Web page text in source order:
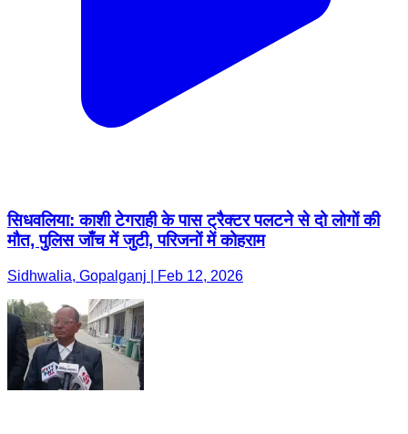
सिधवलिया: काशी टेगराही के पास ट्रैक्टर पलटने से दो लोगों की
मौत, पुलिस जाँच में जुटी, परिजनों में कोहराम
Sidhwalia, Gopalganj | Feb 12, 2026